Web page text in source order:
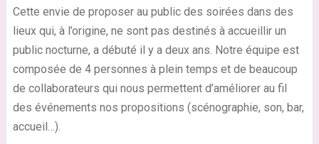
Cette envie de proposer au public des soirées dans des
lieux qui, à l’origine, ne sont pas destinés à accueillir un
public nocturne, a débuté il y a deux ans. Notre équipe est
composée de 4 personnes à plein temps et de beaucoup
de collaborateurs qui nous permettent d’améliorer au fil
des événements nos propositions (scénographie, son, bar,
accueil…).